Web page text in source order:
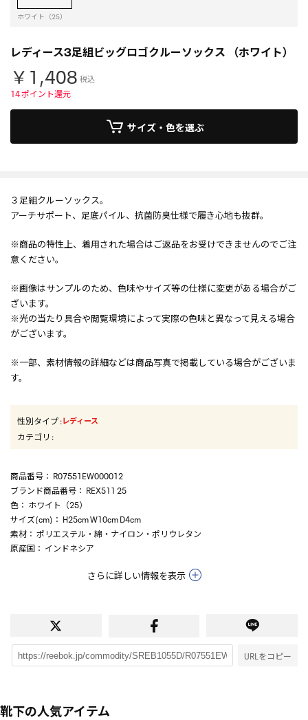
ホワイト（25）
レディース3足組ビッグロゴクルーソックス （ホワイト）
￥1,408 税込
14ポイント還元
サイズ・色を選ぶ
３足組クルーソックス。
アーチサポート、足底パイル、抗菌防臭仕様で履き心地も抜群。
※商品の特性上、着用された場合はご返品をお受けできませんのでご注
意ください。
※画像はサンプルのため、色味やサイズ等の仕様に変更がある場合がご
ざいます。
※光の当たり具合や閲覧環境によって実際の色味と異なって見える場合
がございます。
※一部、素材情報の詳細などは商品写真で掲載している場合がございま
す。
性別タイプ:レディース
カテゴリ :
商品番号 ： R07551EW000012
ブランド商品番号 ： REX511 25
色 ： ホワイト（25）
サイズ(cm) ： H25cm W10cm D4cm
素材： ポリエステル・綿・ナイロン・ポリウレタン
原産国 ： インドネシア
さらに詳しい情報を表示
URLをコピー
靴下の人気アイテム